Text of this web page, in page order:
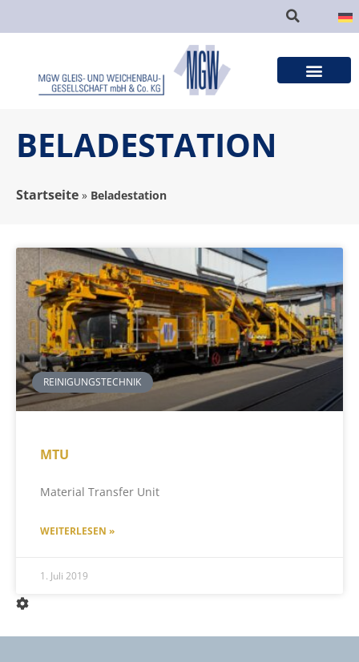
BELADESTATION
Startseite » Beladestation
REINIGUNGSTECHNIK
MTU
Material Transfer Unit
WEITERLESEN »
1. Juli 2019